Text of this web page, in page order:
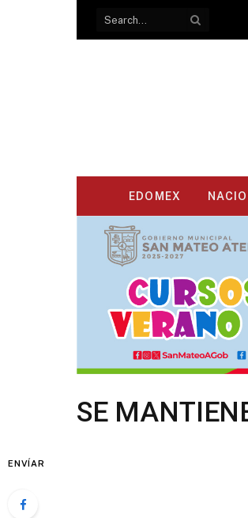
EDOMEX
SE
ENVÍAR